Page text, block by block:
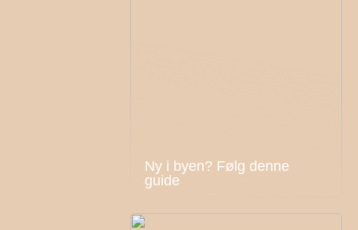
Ny i byen? Følg denne
guide